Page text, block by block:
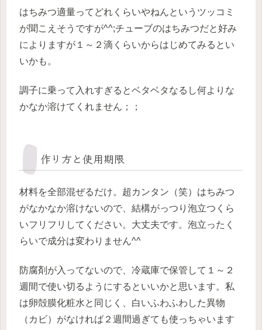
はちみつ適量ってどれくらいやねんというツッコミ
が聞こえそうですが^^;チューブのはちみつだと好み
によりますが１～２滴くらいからはじめてみるとい
いかも。
調子に乗って入れすぎるとベタベタなるし何よりな
かなか溶けてくれません；；
作り方と使用期限
材料を全部混ぜるだけ。超カンタン（笑）はちみつ
がなかなか溶けないので、結構がっつり泡立つくら
いフリフリしてください。大丈夫です。泡立ったく
らいで成分は変わりません^^
防腐剤が入ってないので、冷蔵庫で保管して１～２
週間で使い切るようにするといいかと思います。私
は卵殻膜化粧水と同じく、白いふわふわした異物
（カビ）がなければ２週間過ぎても使っちゃいます